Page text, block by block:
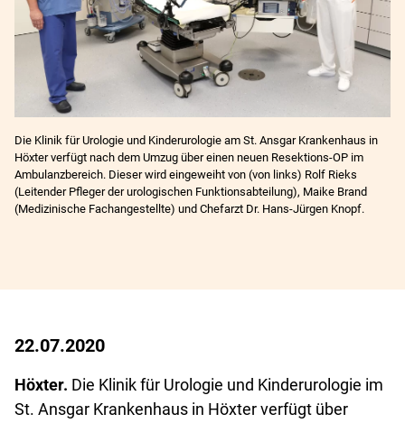
Die Klinik für Urologie und Kinderurologie am St. Ansgar Krankenhaus in
Höxter verfügt nach dem Umzug über einen neuen Resektions-OP im
Ambulanzbereich. Dieser wird eingeweiht von (von links) Rolf Rieks
(Leitender Pfleger der urologischen Funktionsabteilung), Maike Brand
(Medizinische Fachangestellte) und Chefarzt Dr. Hans-Jürgen Knopf.
22.07.2020
Höxter. Die Klinik für Urologie und Kinderurologie im
St. Ansgar Krankenhaus in Höxter verfügt über